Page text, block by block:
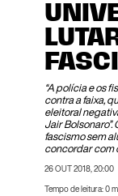
“A polícia e os
contra a faixa,
eleitoral
Jair
fascismo sem
concordar com
26 OUT 2018, 20:00
Tempo de leitura: 0